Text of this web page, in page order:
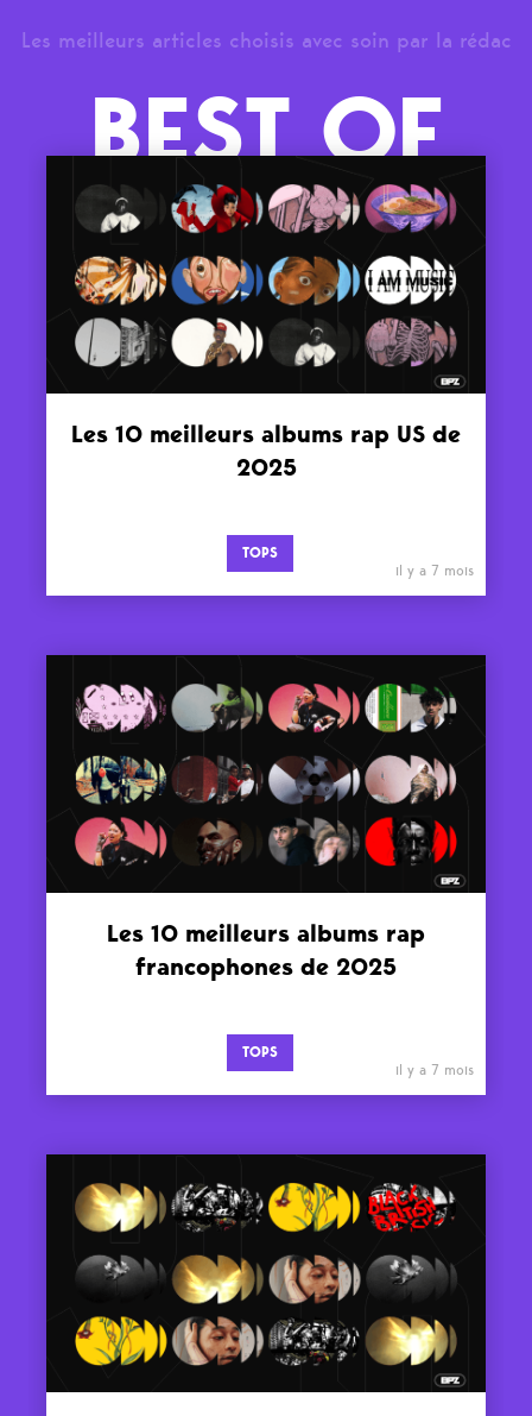
Les meilleurs articles choisis avec soin par la rédac
BEST OF
Les 10 meilleurs albums rap US de
2025
TOPS
il y a 7 mois
Les 10 meilleurs albums rap
francophones de 2025
TOPS
il y a 7 mois